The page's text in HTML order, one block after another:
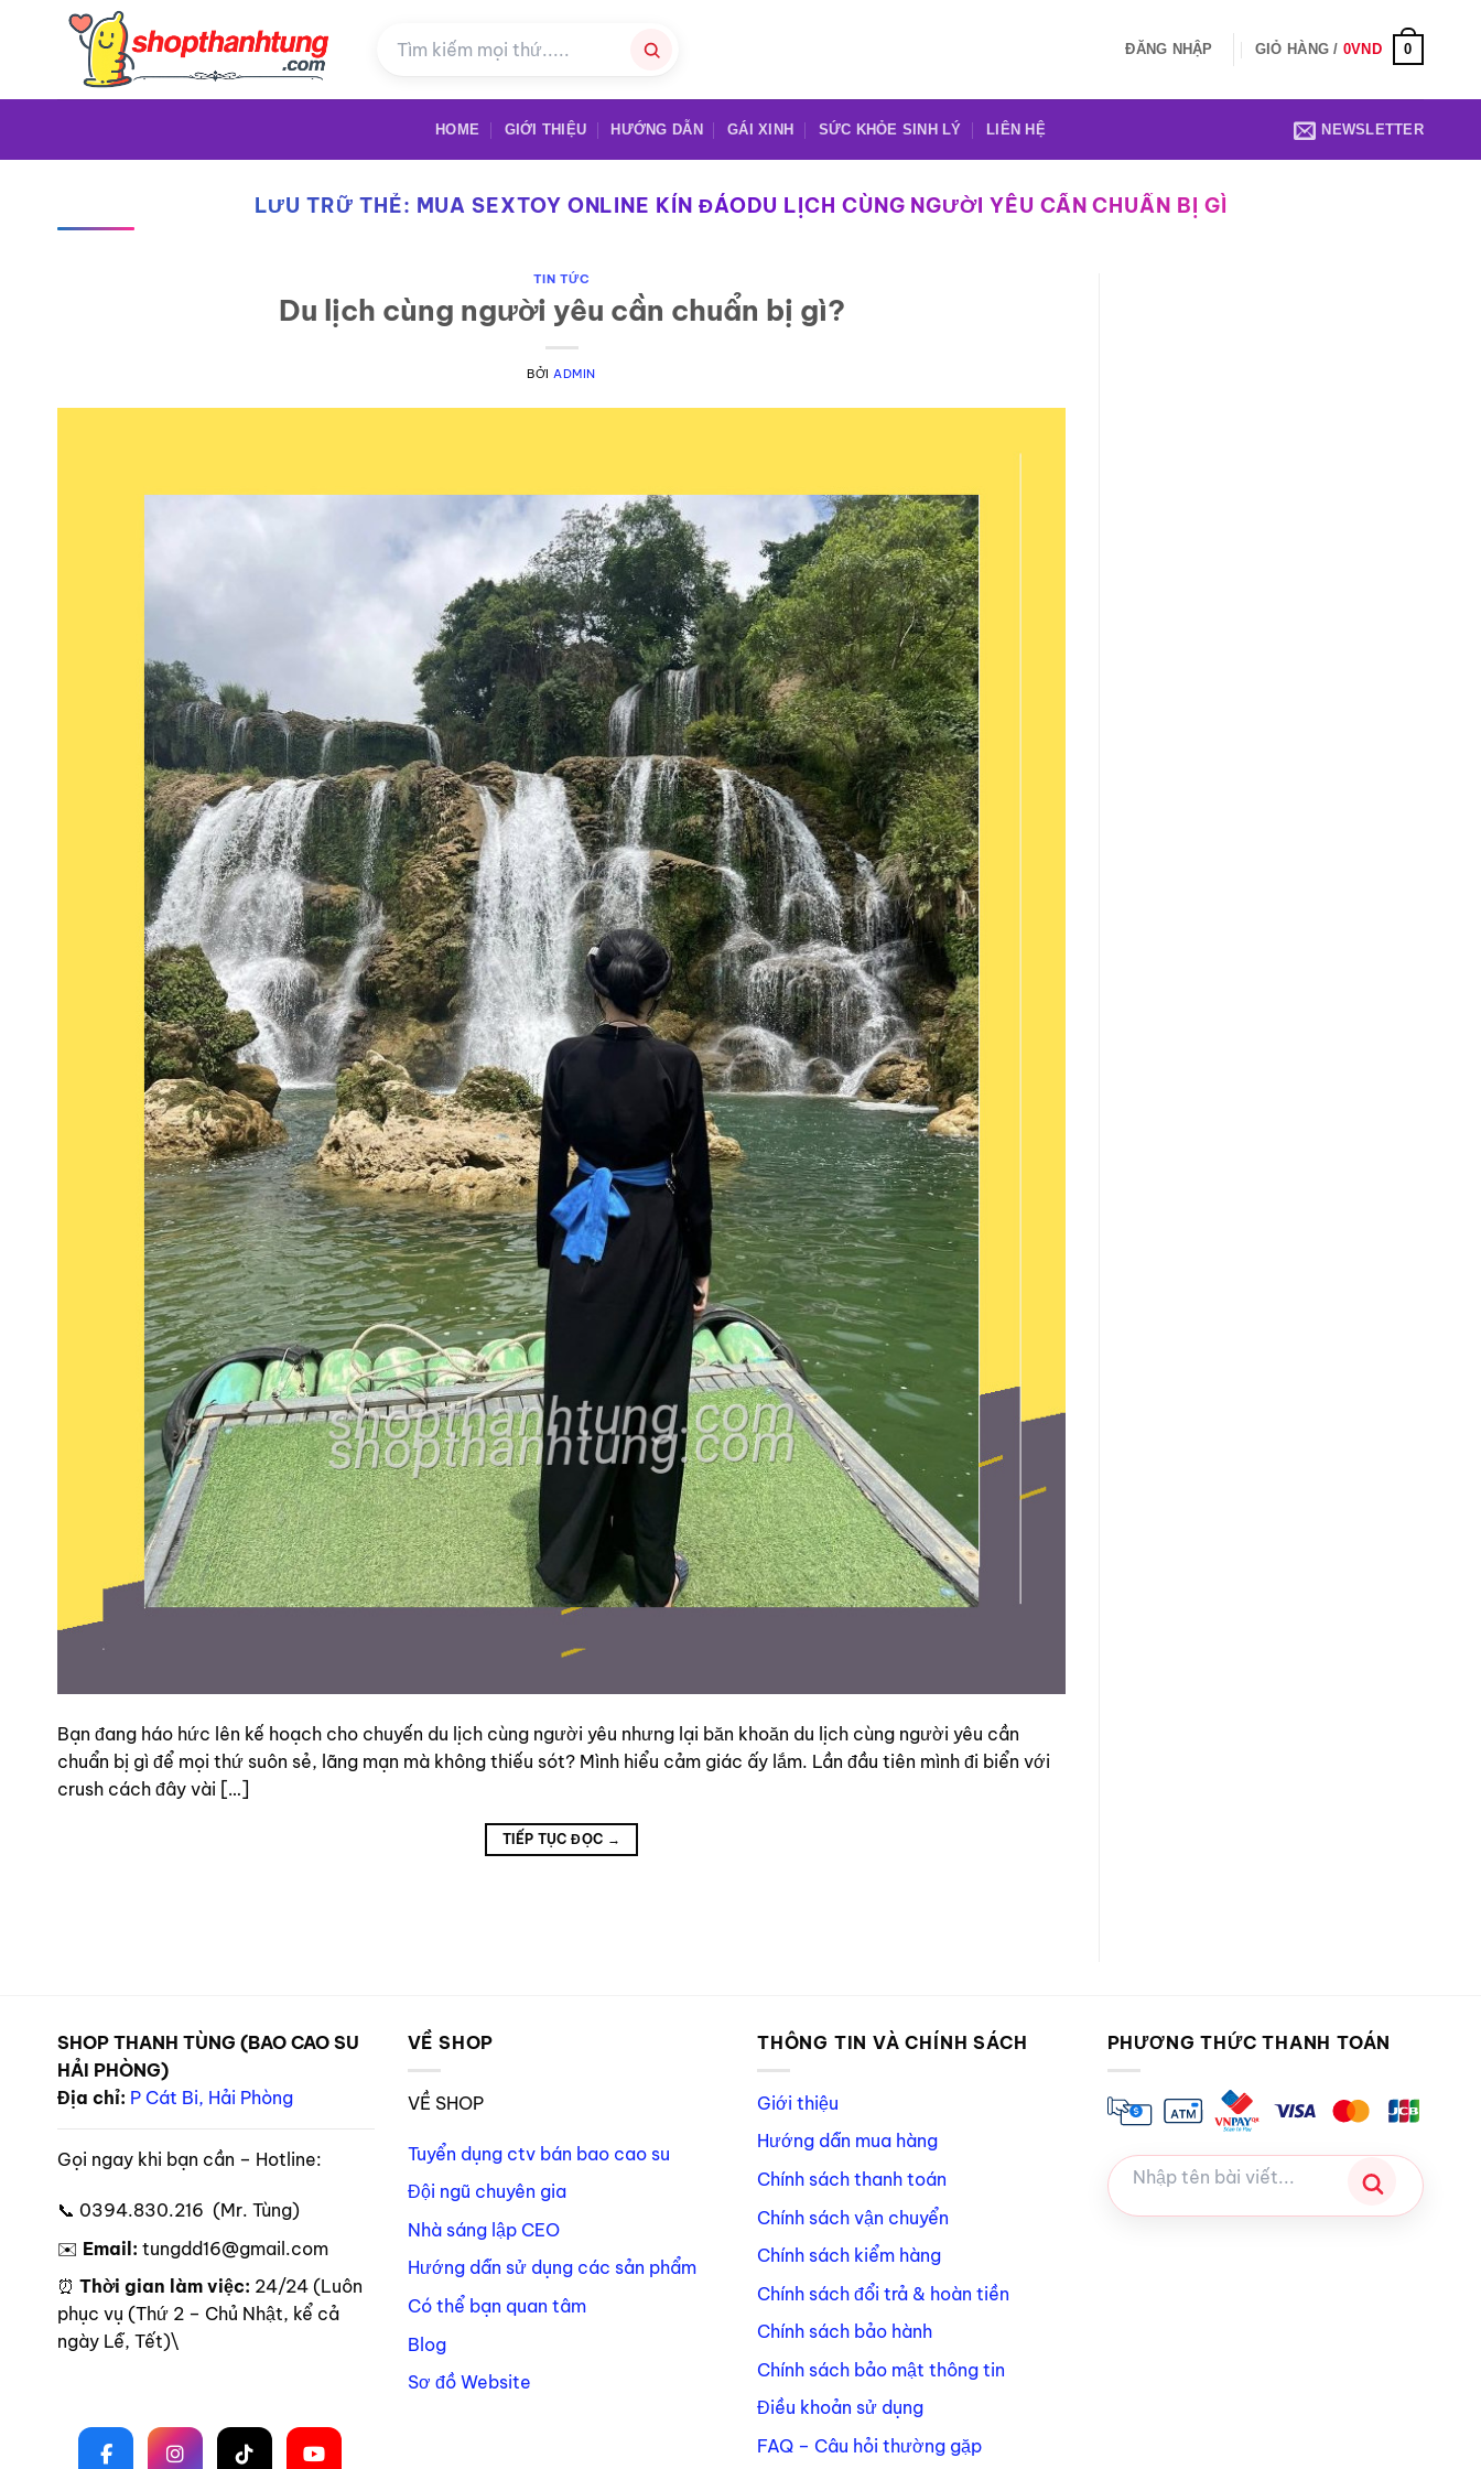
dung
ĐĂNG NHẬP GIỎ HÀNG / 0VND 0
HOME GIỚI THIỆU HƯỚNG DẪN GÁI XINH SỨC KHỎE SINH LÝ LIÊN HỆ NEWSLETTER
LƯU TRỮ THẺ: MUA SEXTOY ONLINE KÍN ĐÁODU LỊCH CÙNG NGƯỜI YÊU CẦN CHUẨN BỊ GÌ
TIN TỨC
Du lịch cùng người yêu cần chuẩn bị gì?
BỞI ADMIN
Bạn đang háo hức lên kế hoạch cho chuyến du lịch cùng người yêu nhưng lại băn khoăn du lịch cùng người yêu cần
chuẩn bị gì để mọi thứ suôn sẻ, lãng mạn mà không thiếu sót? Mình hiểu cảm giác ấy lắm. Lần đầu tiên mình đi biển với
crush cách đây vài […]
TIẾP TỤC ĐỌC →
SHOP THANH TÙNG (BAO CAO SU
HẢI PHÒNG)
Địa chỉ: P Cát Bi, Hải Phòng
Gọi ngay khi bạn cần – Hotline:
📞 0394.830.216 (Mr. Tùng)
✉️ Email: tungdd16@gmail.com
⏰ Thời gian làm việc: 24/24 (Luôn
phục vụ (Thứ 2 – Chủ Nhật, kể cả
ngày Lễ, Tết)\
VỀ SHOP
VỀ SHOP
Tuyển dụng ctv bán bao cao su
Đội ngũ chuyên gia
Nhà sáng lập CEO
Hướng dẫn sử dụng các sản phẩm
Có thể bạn quan tâm
Blog
Sơ đồ Website
THÔNG TIN VÀ CHÍNH SÁCH
Giới thiệu
Hướng dẫn mua hàng
Chính sách thanh toán
Chính sách vận chuyển
Chính sách kiểm hàng
Chính sách đổi trả & hoàn tiền
Chính sách bảo hành
Chính sách bảo mật thông tin
Điều khoản sử dụng
FAQ – Câu hỏi thường gặp
PHƯƠNG THỨC THANH TOÁN